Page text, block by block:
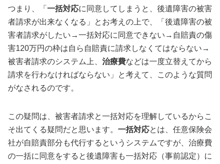
つまり、「 一括対応に同意してしまうと、後遺障害の被害
者請求が出来なくなる」とお考えの上で、「後遺障害の被
害者請求がしたい→一括対応に同意できない→自賠責の傷
害120万円の枠は自ら自賠責に請求しなくてはならない→
被害者請求のシステム上、 治療費などは一度立替えてから
請求を行わなければならない」と考えて、このような質問
がなされるのです。
この疑問は、被害者請求と一括対応を理解しているからこ
そ出てくる疑問だと思います。 一括対応とは、任意保険会
社が自賠責部分も代行するというシステムですが、治療費
の一括に同意をすると後遺障害も一括対応（事前認定）に